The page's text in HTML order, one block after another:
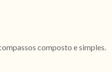
composto e simples.